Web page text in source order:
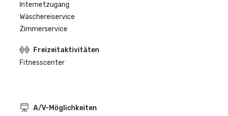
Internetzugang
Wäschereiservice
Zimmerservice
Freizeitaktivitäten
Fitnesscenter
A/V-Möglichkeiten